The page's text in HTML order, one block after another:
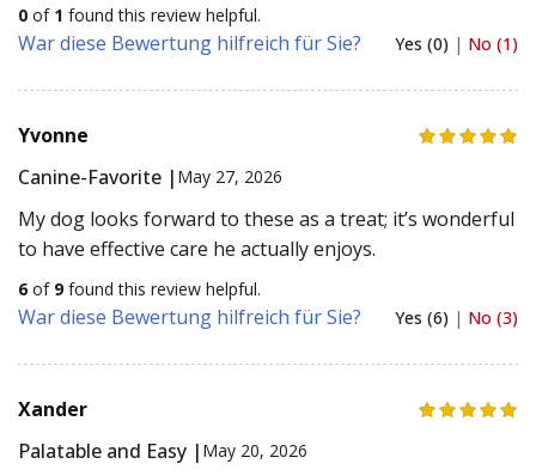
0 of 1 found this review helpful.
War diese Bewertung hilfreich für Sie? Yes (0) | No (1)
Yvonne
Canine-Favorite | May 27, 2026
My dog looks forward to these as a treat; it’s wonderful
to have effective care he actually enjoys.
6 of 9found this review helpful.
War diese Bewertung hilfreich für Sie? Yes (6) | No (3)
Xander
Palatable and Easy | May 20, 2026